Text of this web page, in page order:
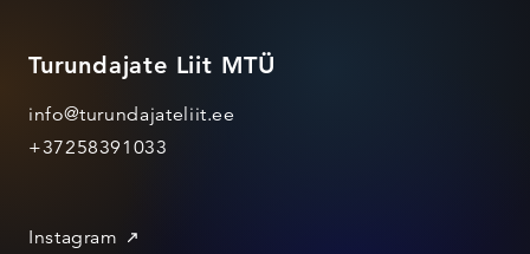
Turundajate Liit MTÜ
info@turundajateliit.ee
+37258391033
Instagram